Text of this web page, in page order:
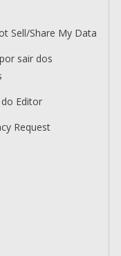
Sell/Share My Data
sair dos
Editor
Request